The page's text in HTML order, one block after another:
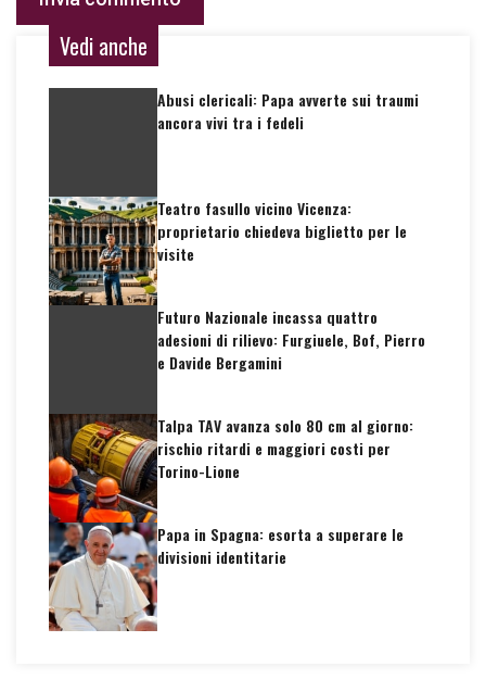
Vedi anche
Abusi clericali: Papa avverte sui traumi
ancora vivi tra i fedeli
Teatro fasullo vicino Vicenza:
proprietario chiedeva biglietto per le
visite
Futuro Nazionale incassa quattro
adesioni di rilievo: Furgiuele, Bof, Pierro
e Davide Bergamini
Talpa TAV avanza solo 80 cm al giorno:
rischio ritardi e maggiori costi per
Torino-Lione
Papa in Spagna: esorta a superare le
divisioni identitarie